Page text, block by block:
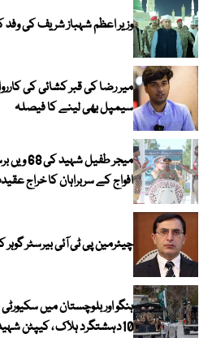
وزیر اعظم شہباز شریف کی
میر رضا کی قبر کشائی کی
سیمپل بھی لینے کا فیصلہ
میجر
افواج کے سربراہان کا خراج
چیئرمین پی ٹی آئی بیرسٹر گوہر
ہنگو اور بلوچستان میں سکیورٹی
10دہشتگرد ہلاک ، کیپٹن شہید